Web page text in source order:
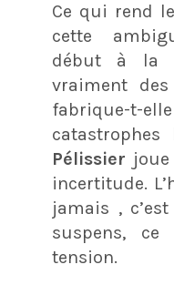
Ce qui rend
cette
début à
vraiment
fabrique-
Pélissier
incertitude.
jamais ,
suspens,
tension.